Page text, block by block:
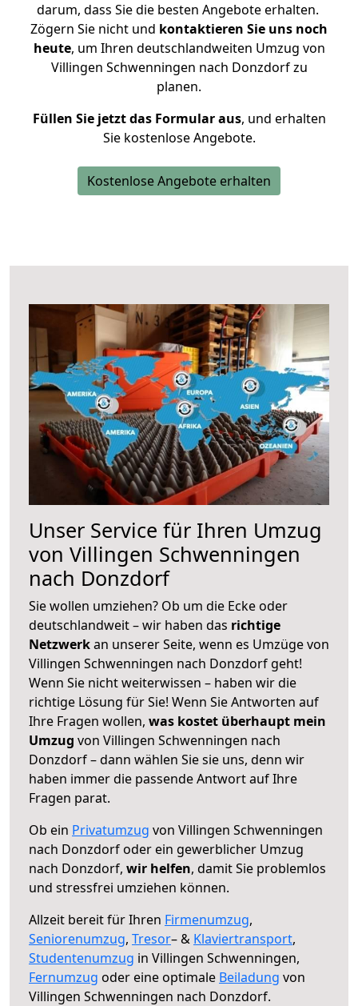
darum, dass Sie die besten Angebote erhalten.
Zögern Sie nicht und kontaktieren Sie uns noch
heute, um Ihren deutschlandweiten Umzug von
Villingen Schwenningen nach Donzdorf zu
planen.
Füllen Sie jetzt das Formular aus, und erhalten
Sie kostenlose Angebote.
Kostenlose Angebote erhalten
Unser Service für Ihren Umzug
von Villingen Schwenningen
nach Donzdorf
Sie wollen umziehen? Ob um die Ecke oder
deutschlandweit – wir haben das richtige
Netzwerkan unserer Seite, wenn es Umzüge von
Villingen Schwenningen nach Donzdorf geht!
Wenn Sie nicht weiterwissen – haben wir die
richtige Lösung für Sie! Wenn Sie Antworten auf
Ihre Fragen wollen, was kostet überhaupt mein
Umzug von Villingen Schwenningen nach
Donzdorf – dann wählen Sie sie uns, denn wir
haben immer die passende Antwort auf Ihre
Fragen parat.
Ob ein Privatumzug von Villingen Schwenningen
nach Donzdorf oder ein gewerblicher Umzug
nach Donzdorf, wir helfen, damit Sie problemlos
und stressfrei umziehen können.
Allzeit bereit für Ihren Firmenumzug,
Seniorenumzug, Tresor– & Klaviertransport,
Studentenumzug in Villingen Schwenningen,
Fernumzug oder eine optimale Beiladung von
Villingen Schwenningen nach Donzdorf.